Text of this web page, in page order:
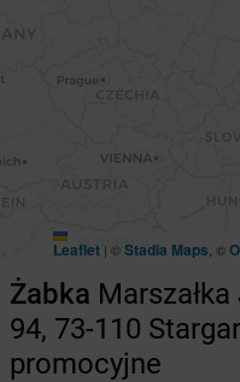
Leaflet | ©Stadia Maps , ©
Żabka
94, 73-110
promocyjne